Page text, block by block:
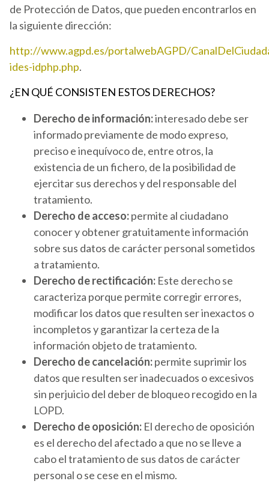
de Protección de Datos, que pueden encontrarlos en
la siguiente dirección:
http://www.agpd.es/portalwebAGPD/
ides-idphp.php.
¿EN QUÉ CONSISTEN ESTOS DERECHOS?
Derecho de información:interesado debe ser
informado previamente de modo expreso,
preciso e inequívoco de, entre otros, la
existencia de un fichero, de la posibilidad de
ejercitar sus derechos y del responsable del
tratamiento.
Derecho de acceso:permite al ciudadano
conocer y obtener gratuitamente información
sobre sus datos de carácter personal sometidos
a tratamiento.
Derecho de rectificación: Este derecho se
caracteriza porque permite corregir errores,
modificar los datos que resulten ser inexactos o
incompletos y garantizar la certeza de la
información objeto de tratamiento.
Derecho de cancelación:permite suprimir los
datos que resulten ser inadecuados o excesivos
sin perjuicio del deber de bloqueo recogido en la
LOPD.
Derecho de oposición: El derecho de oposición
es el derecho del afectado a que no se lleve a
cabo el tratamiento de sus datos de carácter
personal o se cese en el mismo.